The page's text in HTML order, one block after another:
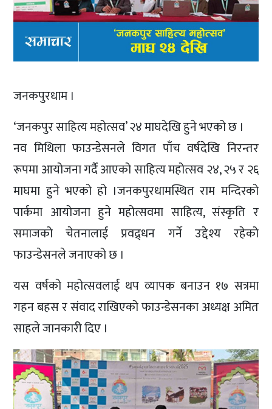
जनकपुरधाम ।
‘जनकपुर साहित्य महोत्सव’ २४ माघदेखि हुने भएको छ ।
नव मिथिला फाउन्डेसनले विगत पाँच वर्षदेखि निरन्तर
रूपमा आयोजना गर्दै आएको साहित्य महोत्सव २४, २५ र २६
माघमा हुने भएको हो ।जनकपुरधामस्थित राम मन्दिरको
पार्कमा आयोजना हुने महोत्सवमा साहित्य, संस्कृति र
समाजको चेतनालाई प्रवद्र्धन गर्ने उद्देश्य रहेको
फाउन्डेसनले जनाएको छ ।
यस वर्षको महोत्सवलाई थप व्यापक बनाउन १७ सत्रमा
गहन बहस र संवाद राखिएको फाउन्डेसनका अध्यक्ष अमित
साहले जानकारी दिए ।